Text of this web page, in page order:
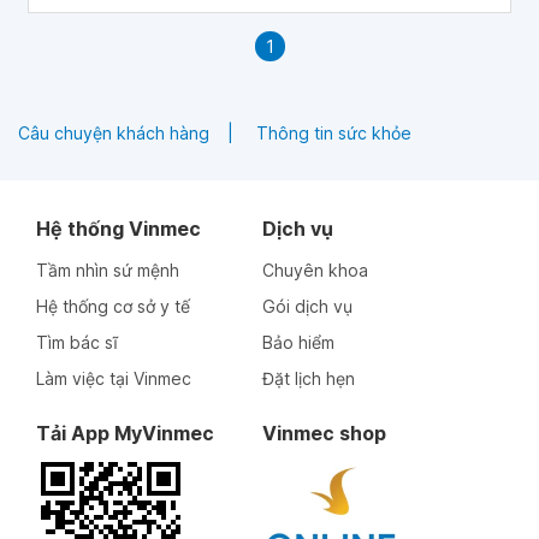
1
Câu chuyện khách hàng Thông tin sức khỏe
Hệ thống Vinmec
Tầm nhìn sứ mệnh
Hệ thống cơ sở y tế
Tìm bác sĩ
Làm việc tại Vinmec
Dịch vụ
Chuyên khoa
Gói dịch vụ
Bảo hiểm
Đặt lịch hẹn
Tải App MyVinmec Vinmec shop